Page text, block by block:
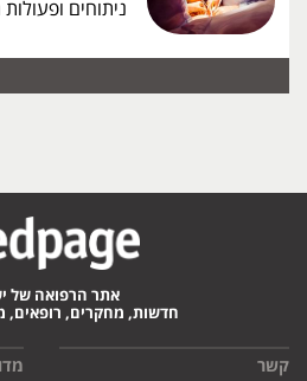
ניתוחים ופעולות
אתר הרפואה של
חדשות, מחקרים, רופאים,
קשר